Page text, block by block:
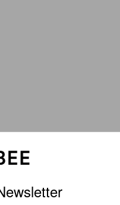
人尋味！一句對白
排
，為了重溫電影中的細節及彩
作為 Avengers